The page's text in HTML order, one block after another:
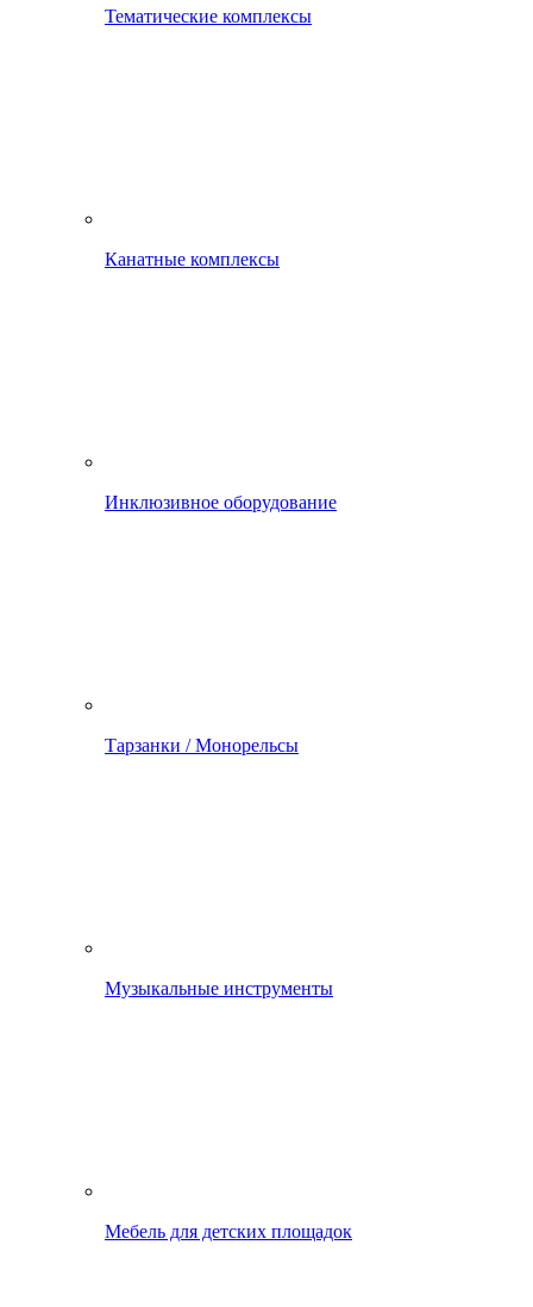
Тематические комплексы
Канатные комплексы
Инклюзивное оборудование
Тарзанки / Монорельсы
Музыкальные инструменты
Мебель для детских площадок